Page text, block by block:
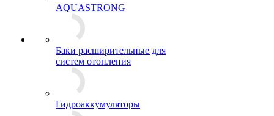
AQUASTRONG
Баки расширительные для
систем отопления
Гидроаккумуляторы